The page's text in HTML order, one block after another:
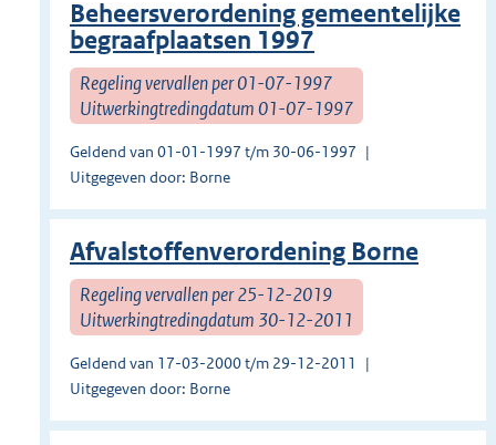
Beheersverordening gemeentelijke
begraafplaatsen 1997
Regeling vervallen per 01-07-1997
Uitwerkingtredingdatum 01-07-1997
Geldend van 01-01-1997 t/m 30-06-1997
Uitgegeven door: Borne
Afvalstoffenverordening Borne
Regeling vervallen per 25-12-2019
Uitwerkingtredingdatum 30-12-2011
Geldend van 17-03-2000 t/m 29-12-2011
Uitgegeven door: Borne